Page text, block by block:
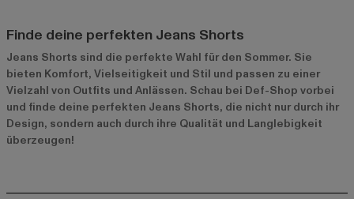
Finde deine perfekten Jeans Shorts
Jeans Shorts sind die perfekte Wahl für den Sommer. Sie
bieten Komfort, Vielseitigkeit und Stil und passen zu einer
Vielzahl von Outfits und Anlässen. Schau bei Def-Shop vorbei
und finde deine perfekten Jeans Shorts, die nicht nur durch ihr
Design, sondern auch durch ihre Qualität und Langlebigkeit
überzeugen!